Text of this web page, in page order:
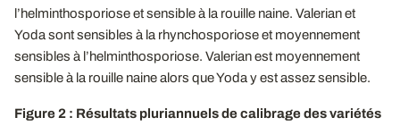
l’helminthosporiose et sensible à la rouille naine. Valerian et
Yoda sont sensibles à la rhynchosporiose et moyennement
sensibles à l’helminthosporiose. Valerian est moyennement
sensible à la rouille naine alors que Yoda y est assez sensible.
Figure 2 : Résultats pluriannuels de calibrage des variétés